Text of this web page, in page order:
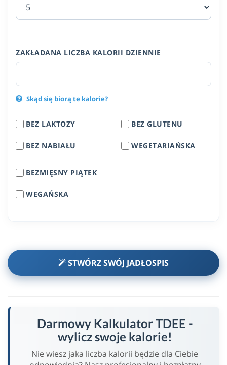
ZAKŁADANA LICZBA KALORII DZIENNIE
Skąd się biorą te kalorie?
BEZ LAKTOZY
BEZ NABIAŁU
BEZ GLUTENU
WEGETARIAŃSKA
BEZMIĘSNY PIĄTEK
WEGAŃSKA
STWÓRZ SWÓJ JADŁOSPIS
Darmowy Kalkulator TDEE -
wylicz swoje kalorie!
Nie wiesz jaka liczba kalorii będzie dla Ciebie